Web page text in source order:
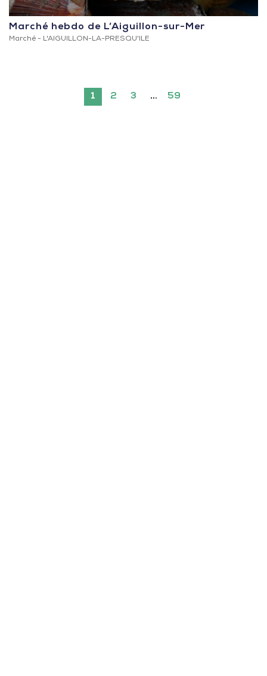
Marché hebdo de L’Aiguillon-sur-Mer
Marché - L'AIGUILLON-LA-PRESQU'ILE
1 2 3 … 59